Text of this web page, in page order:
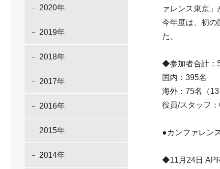
ァレンス東京
今年度は、初の
た。
◆参加者合計：
国内：395名
海外：75名（
役員/スタッフ
●カンファレン
◆11月24日
2020年
2019年
2018年
2017年
2016年
2015年
2014年